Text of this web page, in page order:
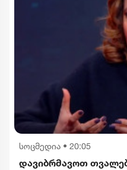
სოცმედია • 20:05
დავიბრმავოთ